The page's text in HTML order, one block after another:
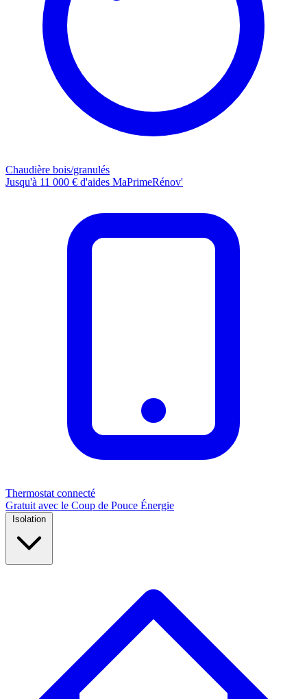
Chaudière bois/granulés
Jusqu'à 11 000 € d'aides MaPrimeRénov'
Thermostat connecté
Gratuit avec le Coup de Pouce Énergie